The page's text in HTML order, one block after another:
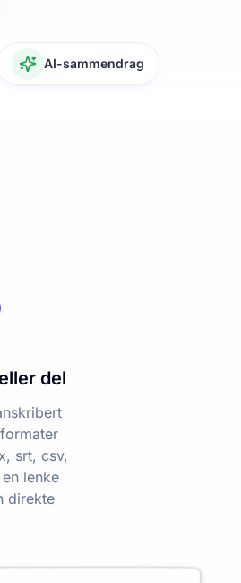
AI-sammendrag
del
srt, csv,
lenke
direkte